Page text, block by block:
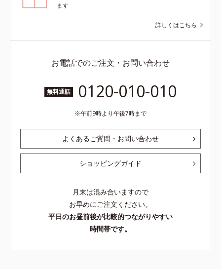
ます
詳しくはこちら
お電話でのご注文・お問い合わせ
無料通話 0120-010-010
午前9時より午後7時まで
よくあるご質問・お問い合わせ
ショッピングガイド
月末は混み合いますので
お早めにご注文ください。
平日のお昼前後が比較的つながりやすい
時間帯です。